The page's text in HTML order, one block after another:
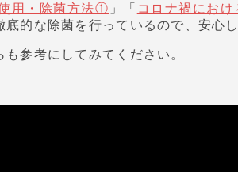
用・除菌方法① 」「 コロナ禍にお
的な除菌を行っているので、安心
参考にしてみてください。